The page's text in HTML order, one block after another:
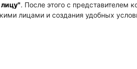
. После этого с
лицами и создания удобных